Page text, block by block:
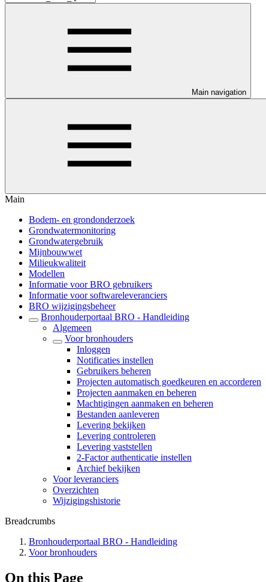
Main navigation
Main
Bodem- en grondonderzoek
Grondwatermonitoring
Grondwatergebruik
Mijnbouwwet
Milieukwaliteit
Modellen
Informatie voor BRO gebruikers
Informatie voor softwareleveranciers
BRO wijzigingsbeheer
Bronhouderportaal BRO - Handleiding
Algemeen
Voor bronhouders
Inloggen
Notificaties instellen
Gebruikers beheren
Projecten automatisch goedkeuren en accorderen
Projecten aanmaken en beheren
Machtigingen aanmaken en beheren
Bestanden aanleveren
Levering bekijken
Levering controleren
Levering vaststellen
2-Factor authenticatie instellen
Archief bekijken
Voor leveranciers
Overzichten
Wijzigingshistorie
Breadcrumbs
Bronhouderportaal BRO - Handleiding
Voor bronhouders
On this Page